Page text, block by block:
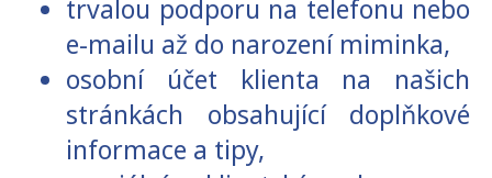
trvalou podporu na telefonu nebo
e-mailu až do narození miminka,
osobní účet klienta na našich
stránkách obsahující doplňkové
informace a tipy,